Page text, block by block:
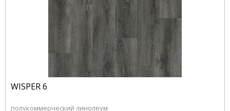
WISPER 6
полукоммерческий линолеум